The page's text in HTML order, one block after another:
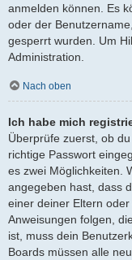
anmelden können. Es
oder der
gesperrt wurden. Um
Administration.
Nach oben
Ich habe mich
Überprüfe zuerst, ob
richtige Passwort
es zwei Möglichkeiten.
angegeben hast, dass
einer deiner Eltern
Anweisungen folgen,
ist, muss dein
Boards müssen alle